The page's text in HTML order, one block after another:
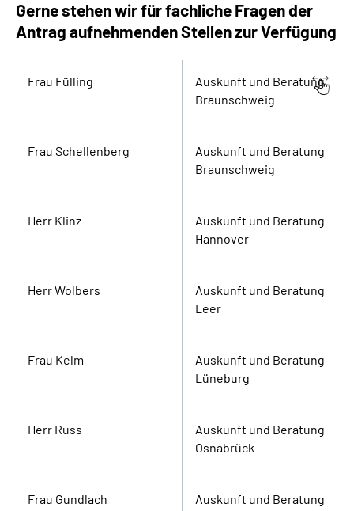
Gerne stehen wir für fachliche Fragen der
Antrag aufnehmenden Stellen zur Verfügung
Frau Fülling
Auskunft und Beratung
Braunschweig
Frau Schellenberg
Auskunft und Beratung
Braunschweig
Herr Klinz
Auskunft und Beratung
Hannover
Herr Wolbers
Auskunft und Beratung
Leer
Frau Kelm
Auskunft und Beratung
Lüneburg
Herr Russ
Auskunft und Beratung
Osnabrück
Frau Gundlach
Auskunft und Beratung